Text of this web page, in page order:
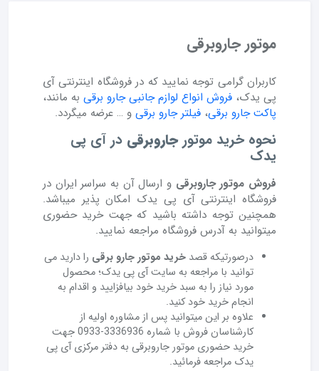
موتور جاروبرقی
کاربران گرامی توجه نمایید که در فروشگاه اینترنتی آی
پی یدک، فروش انواع لوازم جانبی جارو برقی به مانند،
پاکت جارو برقی، فیلتر جارو برقی و … عرضه میگردد.
نحوه خرید موتورجاروبرقی در آی پی
یدک
فروش موتور جاروبرقی و ارسال آن به سراسر ایران در
فروشگاه اینترنتی آی پی یدک امکان پذیر میباشد.
همچنین توجه داشته باشید که جهت خرید حضوری
میتوانید به آدرس فروشگاه مراجعه نمایید.
درصورتیکه قصد خرید موتور جارو برقی را دارید می
توانید با مراجعه به سایت آی پی یدک؛ محصول
مورد نیاز را به سبد خرید خود بیافزایید و اقدام به
انجام خرید خود کنید.
علاوه بر این میتوانید پس از مشاوره اولیه از
کارشناسان فروش با شماره 3336936-0933 جهت
خرید حضوری موتور جاروبرقی به دفتر مرکزی آی پی
یدک مراجعه فرمائید.